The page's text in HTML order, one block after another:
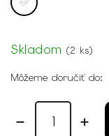
Skladom (2 ks)
Môžeme doručiť do: